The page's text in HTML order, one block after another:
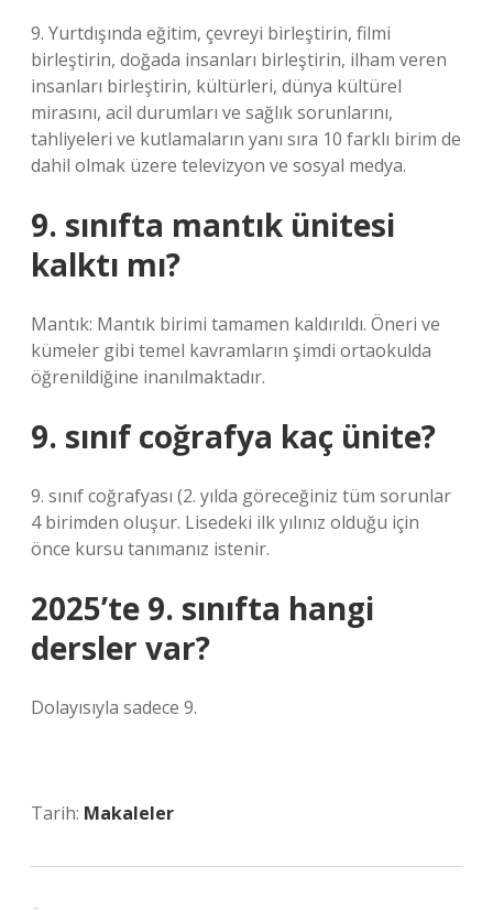
9. Yurtdışında eğitim, çevreyi birleştirin, filmi
birleştirin, doğada insanları birleştirin, ilham veren
insanları birleştirin, kültürleri, dünya kültürel
mirasını, acil durumları ve sağlık sorunlarını,
tahliyeleri ve kutlamaların yanı sıra 10 farklı birim de
dahil olmak üzere televizyon ve sosyal medya.
9. sınıfta mantık ünitesi
kalktı mı?
Mantık: Mantık birimi tamamen kaldırıldı. Öneri ve
kümeler gibi temel kavramların şimdi ortaokulda
öğrenildiğine inanılmaktadır.
9. sınıf coğrafya kaç ünite?
9. sınıf coğrafyası (2. yılda göreceğiniz tüm sorunlar
4 birimden oluşur. Lisedeki ilk yılınız olduğu için
önce kursu tanımanız istenir.
2025’te 9. sınıfta hangi
dersler var?
Dolayısıyla sadece 9.
Tarih: Makaleler